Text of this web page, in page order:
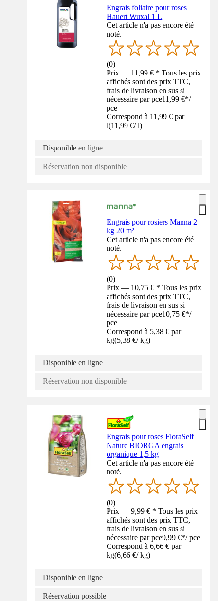
Engrais foliaire pour roses
Hauert Wuxal 1 L
Cet article n'a pas encore été
noté.
(0)
Prix — 11,99 € * Tous les prix
affichés sont des prix TTC,
frais de livraison en sus si
nécessaire par pce11,99 €*/
pce
Correspond à 11,99 € par
l(11,99 €/ l)
Disponible en ligne
Réservation non disponible
Engrais pour rosiers Manna 2
kg 20 m²
Cet article n'a pas encore été
noté.
(0)
Prix — 10,75 € * Tous les prix
affichés sont des prix TTC,
frais de livraison en sus si
nécessaire par pce10,75 €*/
pce
Correspond à 5,38 € par
kg(5,38 €/ kg)
Disponible en ligne
Réservation non disponible
Engrais pour roses FloraSelf
Nature BIORGA engrais
organique 1,5 kg
Cet article n'a pas encore été
noté.
(0)
Prix — 9,99 € * Tous les prix
affichés sont des prix TTC,
frais de livraison en sus si
nécessaire par pce9,99 €*/ pce
Correspond à 6,66 € par
kg(6,66 €/ kg)
Disponible en ligne
Réservation possible